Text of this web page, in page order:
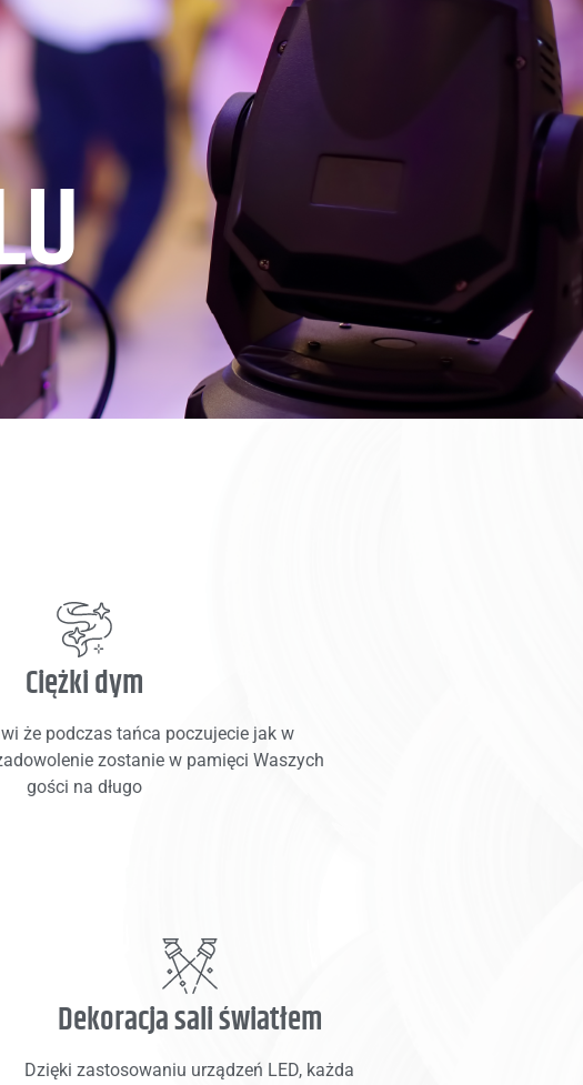
Ciężki dym
że podczas tańca poczujecie jak w
zostanie w pamięci Waszych
gości na długo
Dekoracja sali światłem
Dzięki zastosowaniu urządzeń LED, każda